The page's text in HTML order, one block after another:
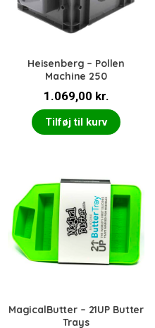
Heisenberg – Pollen
Machine 250
1.069,00 kr.
Tilføj til kurv
MagicalButter – 21UP Butter
Trays